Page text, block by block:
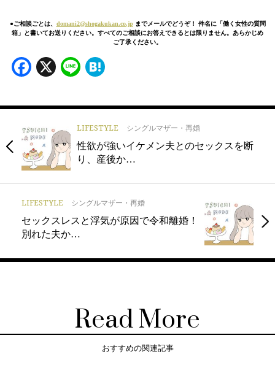
●ご相談ごとは、 domani2@shogakukan.co.jp までメールでどうぞ！ 件名に「働く女性の質問
箱」と書いてお送りください。すべてのご相談にお答えできるとは限りません。あらかじめ
ご了承ください。
Facebook
X Line
LIFESTYLE シングルマザー・再婚
性欲が強いイケメン夫とのセックスを断
り、産後か…
LIFESTYLE シングルマザー・再婚
セックスレスと浮気が原因で令和離婚！
別れた夫か…
Read More
おすすめの関連記事